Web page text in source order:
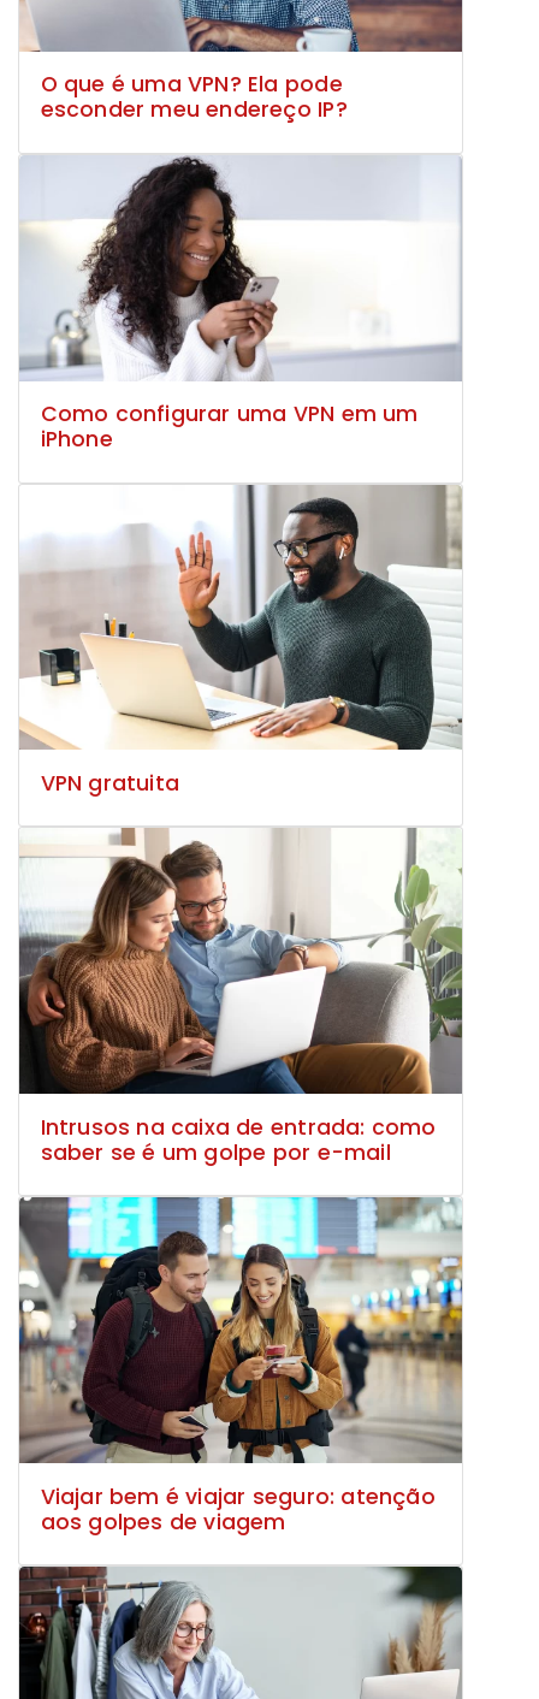
O que é uma VPN? Ela pode
esconder meu endereço IP?
Como configurar uma VPN em um
iPhone
VPN gratuita
Intrusos na caixa de entrada: como
saber se é um golpe por e-mail
Viajar bem é viajar seguro: atenção
aos golpes de viagem